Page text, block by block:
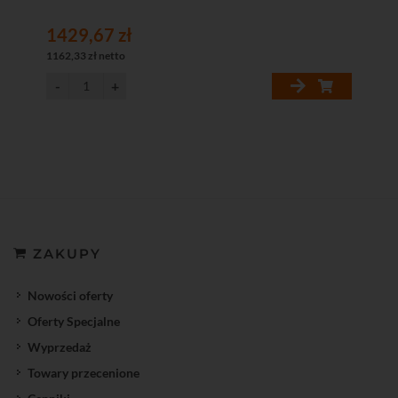
1429,67 zł
1162,33 zł netto
ZAKUPY
Nowości oferty
Oferty Specjalne
Wyprzedaż
Towary przecenione